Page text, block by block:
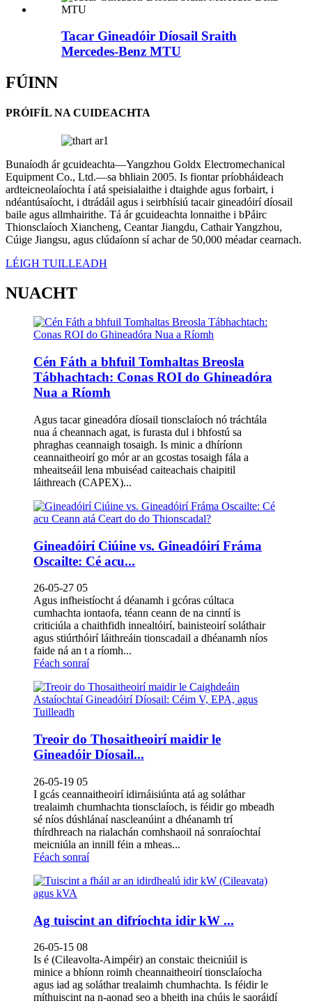
Tacar Gineadóir Díosail Sraith
Mercedes-Benz MTU
FÚINN
PRÓIFÍL NA CUIDEACHTA
Bunaíodh ár gcuideachta—Yangzhou Goldx Electromechanical
Equipment Co., Ltd.—sa bhliain 2005. Is fiontar príobháideach
ardteicneolaíochta í atá speisialaithe i dtaighde agus forbairt, i
ndéantúsaíocht, i dtrádáil agus i seirbhísiú tacair gineadóirí díosail
baile agus allmhairithe. Tá ár gcuideachta lonnaithe i bPáirc
Thionsclaíoch Xiancheng, Ceantar Jiangdu, Cathair Yangzhou,
Cúige Jiangsu, agus clúdaíonn sí achar de 50,000 méadar cearnach.
LÉIGH TUILLEADH
NUACHT
Cén Fáth a bhfuil Tomhaltas Breosla
Tábhachtach: Conas ROI do Ghineadóra
Nua a Ríomh
Agus tacar gineadóra díosail tionsclaíoch nó tráchtála
nua á cheannach agat, is furasta dul i bhfostú sa
phraghas ceannaigh tosaigh. Is minic a dhíríonn
ceannaitheoirí go mór ar an gcostas tosaigh fála a
mheaitseáil lena mbuiséad caiteachais chaipitil
láithreach (CAPEX)...
Gineadóirí Ciúine vs. Gineadóirí Fráma
Oscailte: Cé acu...
26-05-27 05
Agus infheistíocht á déanamh i gcóras cúltaca
cumhachta iontaofa, téann ceann de na cinntí is
criticiúla a chaithfidh innealtóirí, bainisteoirí soláthair
agus stiúrthóirí láithreáin tionscadail a dhéanamh níos
faide ná an t a ríomh...
Féach sonraí
Treoir do Thosaitheoirí maidir le
Gineadóir Díosail...
26-05-19 05
I gcás ceannaitheoirí idirnáisiúnta atá ag soláthar
trealaimh chumhachta tionsclaíoch, is féidir go mbeadh
sé níos dúshlánaí nascleanúint a dhéanamh trí
thírdhreach na rialachán comhshaoil ​​ná sonraíochtaí
meicniúla an innill féin a mheas...
Féach sonraí
Ag tuiscint an difríochta idir kW ...
26-05-15 08
Is é (Cileavolta-Aimpéir) an constaic theicniúil is
minice a bhíonn roimh cheannaitheoirí tionsclaíocha
agus iad ag soláthar trealaimh chumhachta. Is féidir le
míthuiscint na n-aonad seo a bheith ina chúis le saoráidí